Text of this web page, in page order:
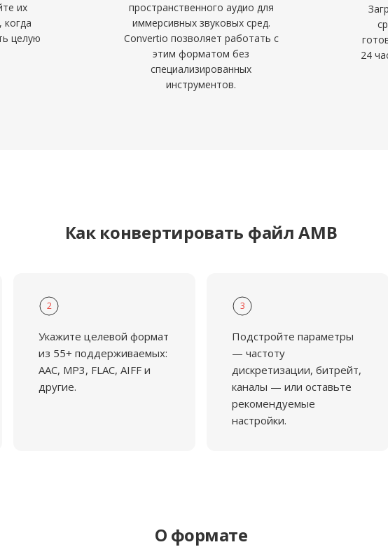
их
целую
пространственного аудио для
иммерсивных звуковых сред.
Convertio позволяет работать с
этим форматом без
специализированных
инструментов.
24
Как конвертировать файл AMB
2
Укажите целевой формат
из 55+ поддерживаемых:
AAC, MP3, FLAC, AIFF и
другие.
3
Подстройте параметры
— частоту
дискретизации, битрейт,
каналы — или оставьте
рекомендуемые
настройки.
О формате